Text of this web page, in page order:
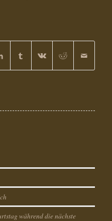
während die nächste